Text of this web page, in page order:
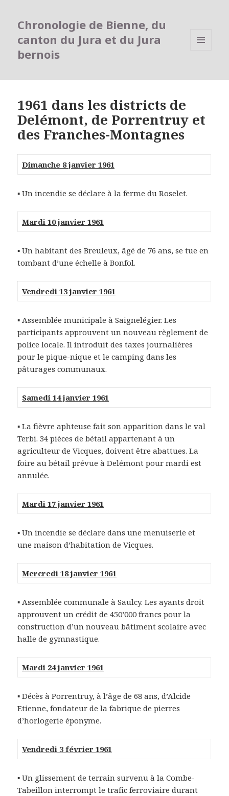
Chronologie de Bienne, du
canton du Jura et du Jura
bernois
1961 dans les districts de
Delémont, de Porrentruy et
des Franches-Montagnes
Dimanche 8 janvier 1961
▪ Un incendie se déclare à la ferme du Roselet.
Mardi 10 janvier 1961
▪ Un habitant des Breuleux, âgé de 76 ans, se tue en
tombant d’une échelle à Bonfol.
Vendredi 13 janvier 1961
▪ Assemblée municipale à Saignelégier. Les
participants approuvent un nouveau règlement de
police locale. Il introduit des taxes journalières
pour le pique-nique et le camping dans les
pâturages communaux.
Samedi 14 janvier 1961
▪ La fièvre aphteuse fait son apparition dans le val
Terbi. 34 pièces de bétail appartenant à un
agriculteur de Vicques, doivent être abattues. La
foire au bétail prévue à Delémont pour mardi est
annulée.
Mardi 17 janvier 1961
▪ Un incendie se déclare dans une menuiserie et
une maison d’habitation de Vicques.
Mercredi 18 janvier 1961
▪ Assemblée communale à Saulcy. Les ayants droit
approuvent un crédit de 450’000 francs pour la
construction d’un nouveau bâtiment scolaire avec
halle de gymnastique.
Mardi 24 janvier 1961
▪ Décès à Porrentruy, à l’âge de 68 ans, d’Alcide
Etienne, fondateur de la fabrique de pierres
d’horlogerie éponyme.
Vendredi 3 février 1961
▪ Un glissement de terrain survenu à la Combe-
Tabeillon interrompt le trafic ferroviaire durant